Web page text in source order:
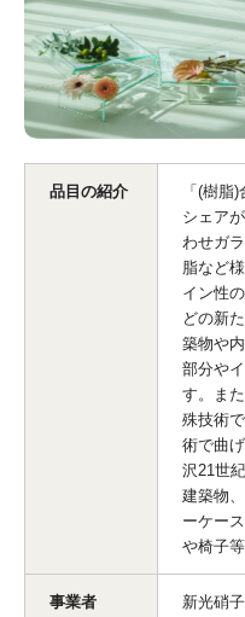
品目の紹介
「(樹
シェア
わせガ
脂など
イン性
どの新
築物や
部分や
す。ま
殊技術
術で曲
沢21世
建築物
ーケー
や椅子
事業者
新光硝